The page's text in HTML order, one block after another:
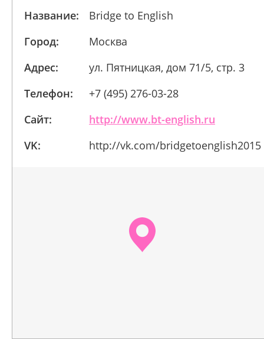
Название:
Bridge to English
Город:
Москва
Адрес:
ул. Пятницкая, дом 71/5, стр. 3
Телефон:
+7 (495) 276-03-28
Сайт:
http://www.bt-english.ru
VK:
http://vk.com/bridgetoenglish2015